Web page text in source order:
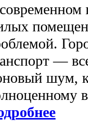
—
шум,